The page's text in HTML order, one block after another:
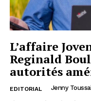
L’affaire
Reginald
autorités
EDITORIAL Jenny